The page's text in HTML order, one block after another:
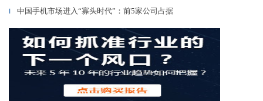
▎ 中国手机市场进入“寡头时代”：前5家公司占据